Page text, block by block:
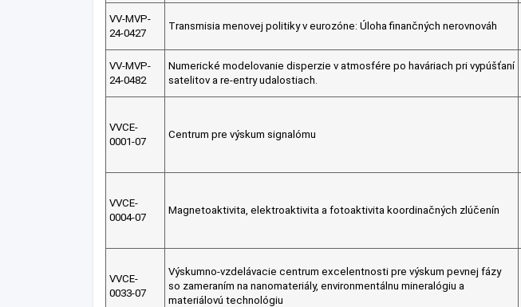
VV-MVP-
24-0427
Transmisia menovej politiky v eurozóne: Úloha finančných nerovnováh
VV-MVP-
24-0482
Numerické modelovanie disperzie v atmosfére po haváriach pri vypúšťaní
satelitov a re-entry udalostiach.
VVCE-
0001-07
Centrum pre výskum signalómu
VVCE-
0004-07
Magnetoaktivita, elektroaktivita a fotoaktivita koordinačných zlúčenín
VVCE-
0033-07
Výskumno-vzdelávacie centrum excelentnosti pre výskum pevnej fázy
so zameraním na nanomateriály, environmentálnu mineralógiu a
materiálovú technológiu